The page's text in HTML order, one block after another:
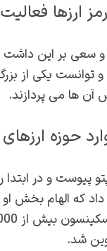
ارزها
سعی بر این داشت
توانست یکی از
آن ها می پردازند.
حوزه
به صنعت کریپتو
که الهام بخش
شد.